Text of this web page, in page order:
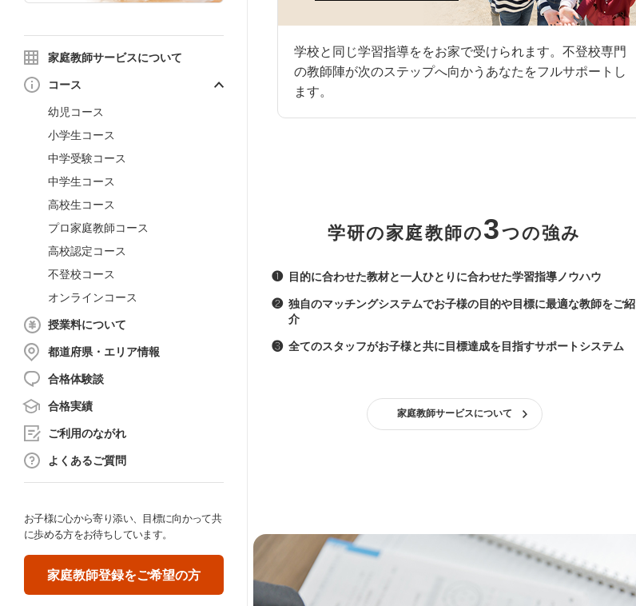
家庭教師サービスについて
コース
幼児コース
小学生コース
中学受験コース
中学生コース
高校生コース
プロ家庭教師コース
高校認定コース
不登校コース
オンラインコース
授業料について
都道府県・エリア情報
合格体験談
合格実績
ご利用のながれ
よくあるご質問
お子様に心から寄り添い、目標に向かって共
に歩める方をお待ちしています。
家庭教師登録をご希望の方
学校と同じ学習指導ををお家で受けられます。不登校専門
の教師陣が次のステップへ向かうあなたをフルサポートし
ます。
学研の家庭教師の3つの強み
❶ 目的に合わせた教材と一人ひとりに合わせた学習指導ノウハウ
❷ 独自のマッチングシステムでお子様の目的や目標に最適な教師をご紹
介
❸ 全てのスタッフがお子様と共に目標達成を目指すサポートシステム
家庭教師サービスについて